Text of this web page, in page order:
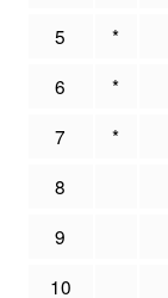
5
*
6
*
7
*
8
9
10